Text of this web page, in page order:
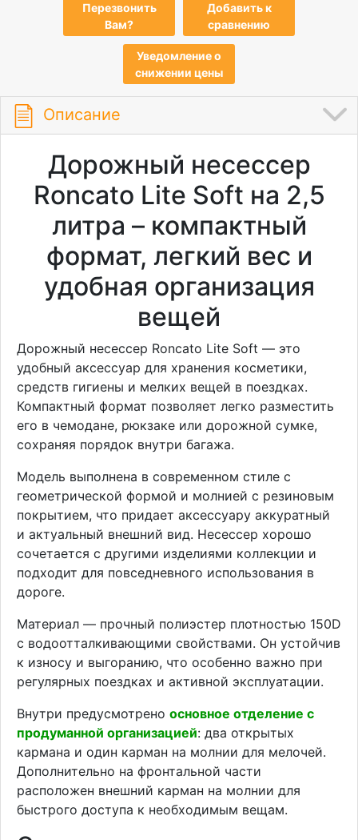
Перезвонить
Вам?
Добавить к
сравнению
Уведомление о
снижении цены
Описание
Дорожный несессер
Roncato Lite Soft на 2,5
литра – компактный
формат, легкий вес и
удобная организация
вещей
Дорожный несессер Roncato Lite Soft — это
удобный аксессуар для хранения косметики,
средств гигиены и мелких вещей в поездках.
Компактный формат позволяет легко разместить
его в чемодане, рюкзаке или дорожной сумке,
сохраняя порядок внутри багажа.
Модель выполнена в современном стиле с
геометрической формой и молнией с резиновым
покрытием, что придает аксессуару аккуратный
и актуальный внешний вид. Несессер хорошо
сочетается с другими изделиями коллекции и
подходит для повседневного использования в
дороге.
Материал — прочный полиэстер плотностью 150D
с водоотталкивающими свойствами. Он устойчив
к износу и выгоранию, что особенно важно при
регулярных поездках и активной эксплуатации.
Внутри предусмотрено основное отделение с
продуманной организацией: два открытых
кармана и один карман на молнии для мелочей.
Дополнительно на фронтальной части
расположен внешний карман на молнии для
быстрого доступа к необходимым вещам.